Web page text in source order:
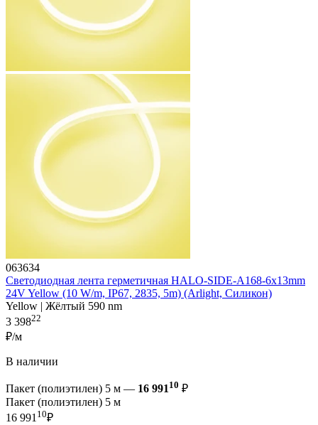
063634
Светодиодная лента герметичная HALO-SIDE-A168-6x13mm
24V Yellow (10 W/m, IP67, 2835, 5m) (Arlight, Силикон)
Yellow | Жёлтый 590 nm
3 39822
₽/м
В наличии
Пакет (полиэтилен) 5 м — 16 99110 ₽
Пакет (полиэтилен) 5 м
16 99110₽